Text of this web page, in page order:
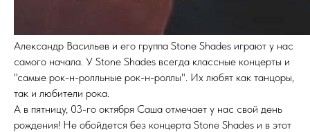
Александр Васильев и его группа Stone Shades играют у нас
самого начала. У Stone Shades всегда классные концерты и
"самые рок-н-ролльные рок-н-роллы". Их любят как танцоры,
так и любители рока.
А в пятницу, 03-го октября Саша отмечает у нас свой день
рождения! Не обойдется без концерта Stone Shades и в этот